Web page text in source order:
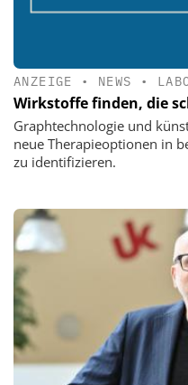
ANZEIGE • NEWS •
Wirkstoffe finden, die
Graphtechnologie und
neue Therapieoptionen in
zu identifizieren.